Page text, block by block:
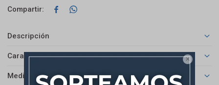

 
Descripción
Características
Medios de pago